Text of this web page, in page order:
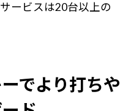
ービスは20台以上の
でより打ちや